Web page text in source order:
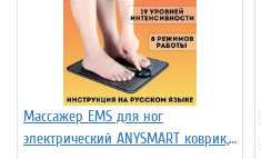
Массажер EMS для ног
электрический ANYSMART коврик,